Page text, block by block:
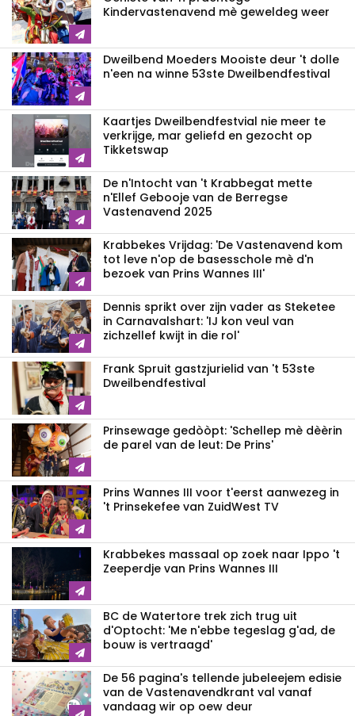
Kindervastenavend mè geweldeg weer
Dweilbend Moeders Mooiste deur 't dolle
n'een na winne 53ste Dweilbendfestival
Kaartjes Dweilbendfestvial nie meer te
verkrijge, mar geliefd en gezocht op
Tikketswap
De n'Intocht van 't Krabbegat mette
n'Ellef Gebooje van de Berregse
Vastenavend 2025
Krabbekes Vrijdag: 'De Vastenavend kom
tot leve n'op de basesschole mè d'n
bezoek van Prins Wannes III'
Dennis sprikt over zijn vader as Steketee
in Carnavalshart: 'IJ kon veul van
zichzellef kwijt in die rol'
Frank Spruit gastzjurielid van 't 53ste
Dweilbendfestival
Prinsewage gedòòpt: 'Schellep mè dèèrin
de parel van de leut: De Prins'
Prins Wannes III voor t'eerst aanwezeg in
't Prinsekefee van ZuidWest TV
Krabbekes massaal op zoek naar Ippo 't
Zeeperdje van Prins Wannes III
BC de Watertore trek zich trug uit
d'Optocht: 'Me n'ebbe tegeslag g'ad, de
bouw is vertraagd'
De 56 pagina's tellende jubeleejem edisie
van de Vastenavendkrant val vanaf
vandaag wir op oew deur